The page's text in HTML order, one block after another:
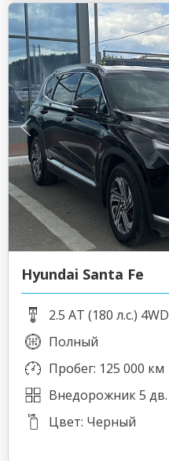
Hyundai Santa Fe
2.5 AT (180 л.с.) 4WD
Полный
Пробег: 125 000 км
Внедорожник 5 дв.
Цвет: Черный